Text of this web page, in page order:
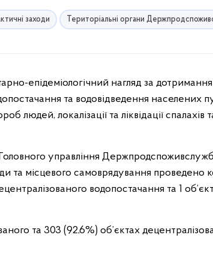
заходи Територіальні органи
та водовідведення населених
локалізації та ліквідації спалахів
управління
та місцевого самоврядування проведено
водопостачання та 1
та 303 (92,6%) об’єктах